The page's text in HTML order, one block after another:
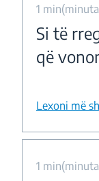
1
Si të
që
Lexoni më
1